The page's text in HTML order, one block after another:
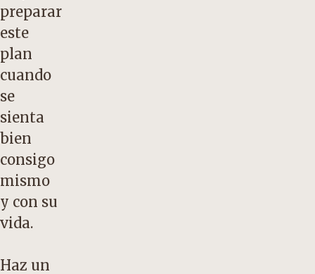
preparar
este
plan
cuando
se
sienta
bien
consigo
mismo
y con su
vida.
Haz un